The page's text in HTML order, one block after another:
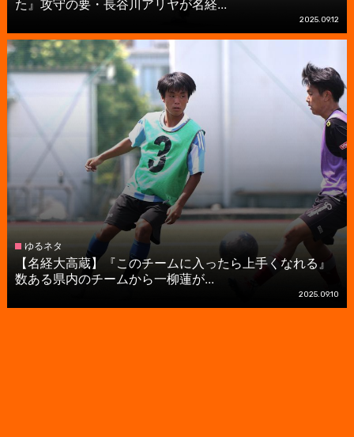
2025.09.12
ゆるネタ
【名経大高蔵】『このチームに入ったら上手くなれる』
数ある県内のチームから一柳蓮が...
2025.09.10